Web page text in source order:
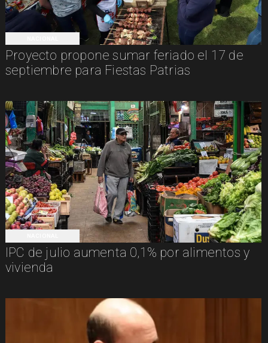
Proyecto propone sumar feriado el 17 de
septiembre para Fiestas Patrias
IPC de julio aumenta 0,1% por alimentos y
vivienda